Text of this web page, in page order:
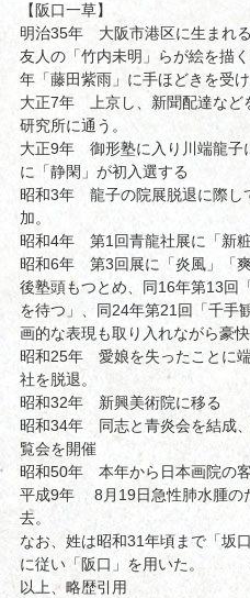
【阪口一草】
明治35年 大阪市港区に生まれる
友人の「竹内未明」らが絵を描
年「藤田紫雨」に手ほどきを受け
大正7年 上京し、新聞配達など
研究所に通う。
大正9年 御形塾に入り川端龍
に「静閑」が初入選する
昭和3年 龍子の院展脱退に際し
加。
昭和4年 第1回青龍社展に「新粧
昭和6年 第3回展に「炎風」「
後塾頭もつとめ、同16年第13回
を待つ」、同24年第21回「千手
画的な表現も取り入れながら豪
昭和25年 愛娘を失ったことに
社を脱退。
昭和32年 新興美術院に移る
昭和34年 同志と青炎会を結成
覧会を開催
昭和50年 本年から日本画院の客
平成9年 8月19日急性肺水腫の
去。
なお、姓は昭和31年頃まで「坂
に従い「阪口」を用いた。
以上、略歴引用